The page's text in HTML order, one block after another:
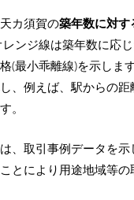
カ須賀の築年数に対す
ンジ線は築年数に応
(最小乖離線)を示しま
、例えば、駅からの
。
、取引事例データを
とにより用途地域等